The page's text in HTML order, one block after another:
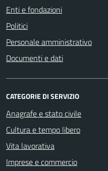
Enti e fondazioni
Politici
Personale amministrativo
Documenti e dati
CATEGORIE DI SERVIZIO
Anagrafe e stato civile
Cultura e tempo libero
Vita lavorativa
Imprese e commercio